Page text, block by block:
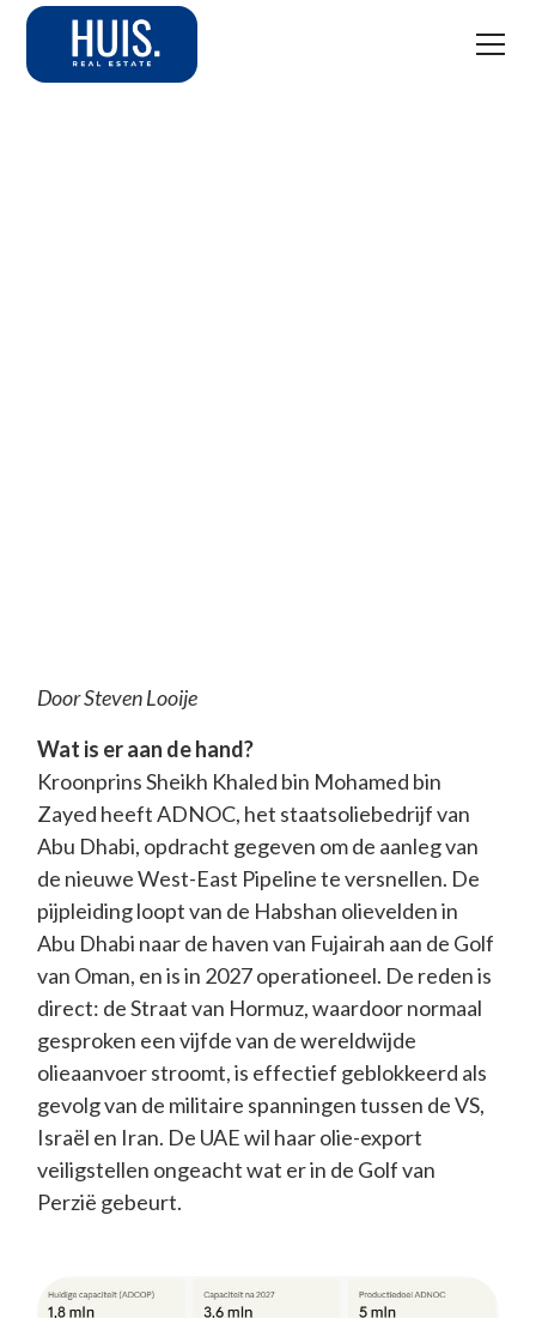
Door Steven Looije
Wat is er aan de hand?
Kroonprins Sheikh Khaled bin Mohamed bin
Zayed heeft ADNOC, het staatsoliebedrijf van
Abu Dhabi, opdracht gegeven om de aanleg van
de nieuwe West-East Pipeline te versnellen. De
pijpleiding loopt van de Habshan olievelden in
Abu Dhabi naar de haven van Fujairah aan de Golf
van Oman, en is in 2027 operationeel. De reden is
direct: de Straat van Hormuz, waardoor normaal
gesproken een vijfde van de wereldwijde
olieaanvoer stroomt, is effectief geblokkeerd als
gevolg van de militaire spanningen tussen de VS,
Israël en Iran. De UAE wil haar olie-export
veiligstellen ongeacht wat er in de Golf van
Perzië gebeurt.